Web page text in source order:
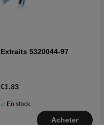
Extraits 5320044-97
€1.83
En stock
Acheter